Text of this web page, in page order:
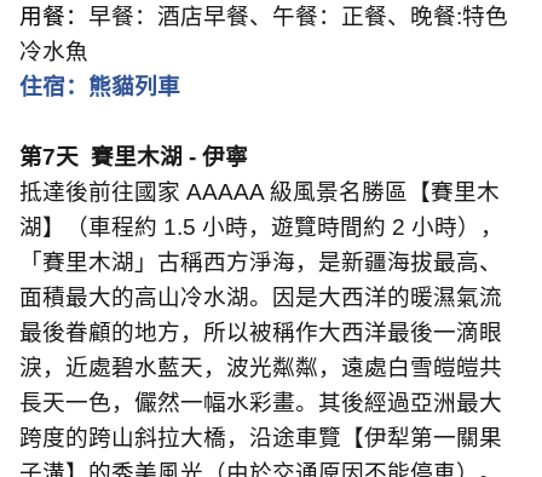
用餐： 早餐：酒店早餐、午餐：正餐、晚餐:特色
冷水魚
住宿：熊貓列車
第7天 賽里木湖 - 伊寧
抵達後前往國家 AAAAA 級風景名勝區【賽里木
湖】（車程約 1.5 小時，遊覽時間約 2 小時），
「賽里木湖」古稱西方淨海，是新疆海拔最高、
面積最大的高山冷水湖。因是大西洋的暖濕氣流
最後眷顧的地方，所以被稱作大西洋最後一滴眼
淚，近處碧水藍天，波光粼粼，遠處白雪皚皚共
長天一色，儼然一幅水彩畫。其後經過亞洲最大
跨度的跨山斜拉大橋，沿途車覽【伊犁第一關果